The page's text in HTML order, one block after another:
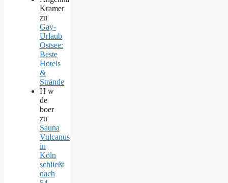
Kramer
zu
Gay-
Urlaub
Ostsee:
Beste
Hotels
&
Strände
H w
de
boer
zu
Sauna
Vulcanus
in
Köln
schließt
nach